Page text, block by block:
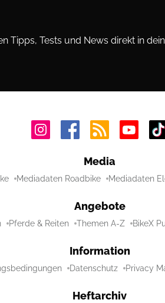
Tipps, Tests und News direkt in
Media
Mediadaten Roadbike Mediadaten
Angebote
Pferde & Reiten Themen A-Z BikeX
Information
Datenschutz Privacy
Heftarchiv